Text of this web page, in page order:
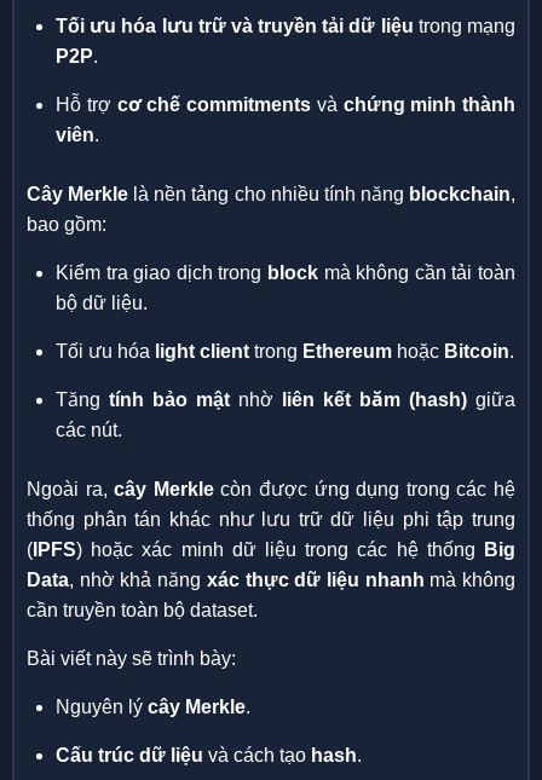
Tối ưu hóa lưu trữ và truyền tải dữ liệu trong mạng
P2P.
Hỗ trợ cơ chế commitments và chứng minh thành
viên.
Cây Merkle là nền tảng cho nhiều tính năng blockchain,
bao gồm:
Kiểm tra giao dịch trong block mà không cần tải toàn
bộ dữ liệu.
Tối ưu hóa light client trong Ethereum hoặc Bitcoin.
Tăng tính bảo mật nhờ liên kết băm (hash) giữa
các nút.
Ngoài ra,cây Merklecòn được ứng dụng trong các hệ
thống phân tán khác như lưu trữ dữ liệu phi tập trung
( IPFS) hoặc xác minh dữ liệu trong các hệ thống
Big
Data, nhờ khả năng xác thực dữ liệu nhanh mà không
cần truyền toàn bộ dataset.
Bài viết này sẽ trình bày:
Nguyên lý cây Merkle.
Cấu trúc dữ liệu và cách tạo hash.